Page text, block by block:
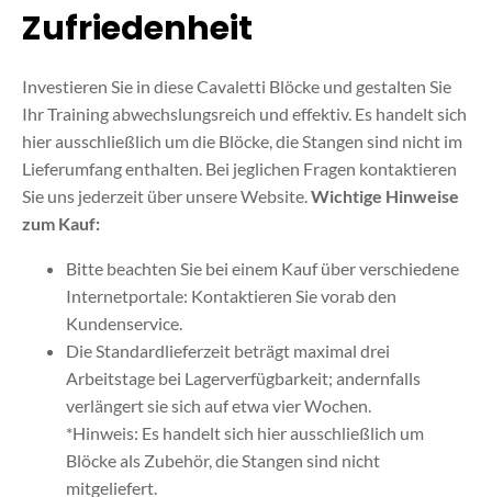
Zufriedenheit
Investieren Sie in diese Cavaletti Blöcke und gestalten Sie
Ihr Training abwechslungsreich und effektiv. Es handelt sich
hier ausschließlich um die Blöcke, die Stangen sind nicht im
Lieferumfang enthalten. Bei jeglichen Fragen kontaktieren
Sie uns jederzeit über unsere Website. Wichtige Hinweise
zum Kauf:
Bitte beachten Sie bei einem Kauf über verschiedene
Internetportale: Kontaktieren Sie vorab den
Kundenservice.
Die Standardlieferzeit beträgt maximal drei
Arbeitstage bei Lagerverfügbarkeit; andernfalls
verlängert sie sich auf etwa vier Wochen.
*Hinweis: Es handelt sich hier ausschließlich um
Blöcke als Zubehör, die Stangen sind nicht
mitgeliefert.